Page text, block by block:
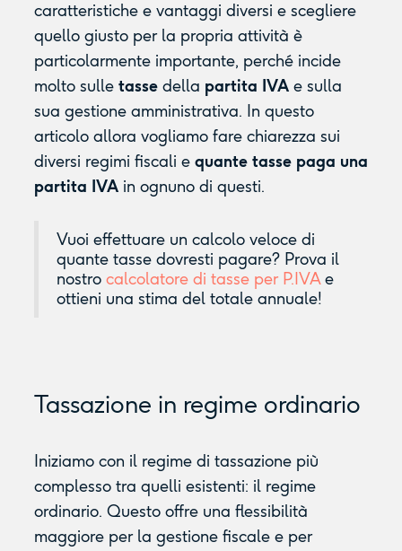
caratteristiche e vantaggi diversi e scegliere
quello giusto per la propria attività è
particolarmente importante, perché incide
molto sulle tasse della partita IVAe sulla
sua gestione amministrativa. In questo
articolo allora vogliamo fare chiarezza sui
diversi regimi fiscali e quante tasse paga una
partita IVAin ognuno di questi.
Vuoi effettuare un calcolo veloce di
quante tasse dovresti pagare? Prova il
nostro calcolatore di tasse per P.IVAe
ottieni una stima del totale annuale!
Tassazione in regime ordinario
Iniziamo con il regime di tassazione più
complesso tra quelli esistenti: il regime
ordinario. Questo offre una flessibilità
maggiore per la gestione fiscale e per